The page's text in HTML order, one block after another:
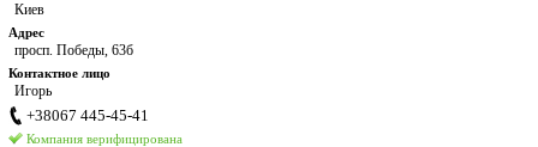
Киев
Адрес
просп. Победы, 63б
Контактное лицо
Игорь
+38067 445-45-41
Компания верифицирована